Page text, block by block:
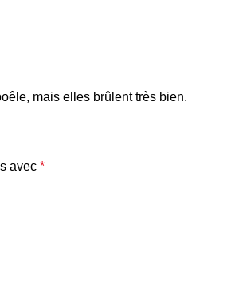
mais elles brûlent très bien.
avec *